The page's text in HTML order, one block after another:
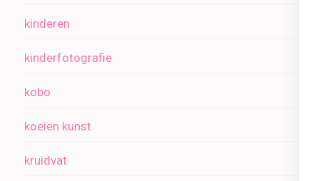
kinderen
kinderfotografie
kobo
koeien kunst
kruidvat